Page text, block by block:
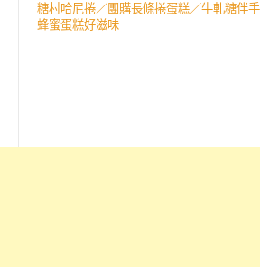
糖村哈尼捲／團購長條捲蛋糕／牛軋糖伴
蜂蜜蛋糕好滋味